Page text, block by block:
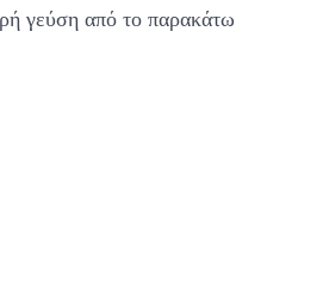
γεύση από το παρακάτω